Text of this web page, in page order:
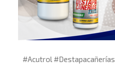
#Acutrol#Destapacañerías